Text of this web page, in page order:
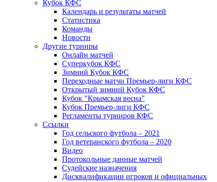
Кубок КФС
Календарь и результаты матчей
Статистика
Команды
Новости
Другие турниры
Онлайн матчей
Суперкубок КФС
Зимний Кубок КФС
Переходные матчи Премьер-лиги КФС
Открытый зимний Кубок КФС
Кубок "Крымская весна"
Кубок Премьер-лиги КФС
Регламенты турниров КФС
Ссылки
Год сельского футбола – 2021
Год ветеранского футбола – 2020
Видео
Протокольные данные матчей
Судейские назначения
Дисквалификации игроков и официальных